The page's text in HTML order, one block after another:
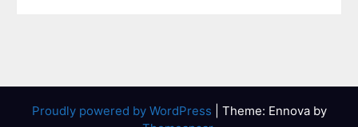
Proudly powered by WordPress
Theme: Ennova by